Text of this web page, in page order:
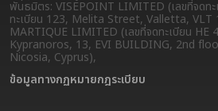
พันธมิตร: VISEPOINT LIMITED (เลขที่จดท
ทะเบียน 123, Melita Street, Valletta,
MARTIQUE LIMITED (เลขที่จดทะเบียน HE
Kypranoros, 13, EVI BUILDING, 2nd
Nicosia, Cyprus),
ข้อมูลทางกฏหมายกฎระเบียบ